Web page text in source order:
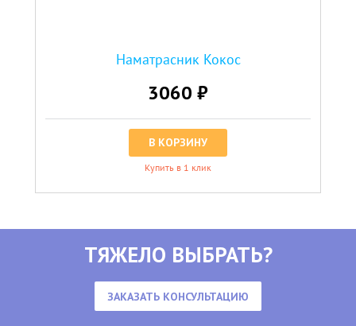
Наматрасник Кокос
3060 ₽
В КОРЗИНУ
Купить в 1 клик
ТЯЖЕЛО ВЫБРАТЬ?
ЗАКАЗАТЬ КОНСУЛЬТАЦИЮ